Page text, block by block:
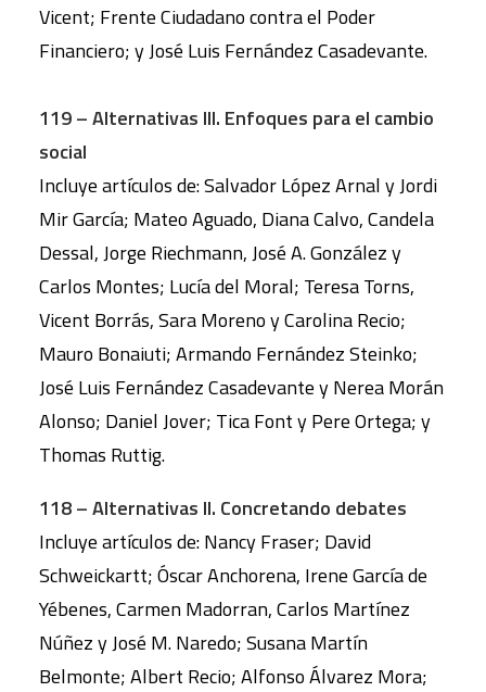
Vicent; Frente Ciudadano contra el Poder
Financiero; y José Luis Fernández Casadevante.
119 – Alternativas III. Enfoques para el cambio
social
Incluye artículos de: Salvador López Arnal y Jordi
Mir García; Mateo Aguado, Diana Calvo, Candela
Dessal, Jorge Riechmann, José A. González y
Carlos Montes; Lucía del Moral; Teresa Torns,
Vicent Borrás, Sara Moreno y Carolina Recio;
Mauro Bonaiuti; Armando Fernández Steinko;
José Luis Fernández Casadevante y Nerea Morán
Alonso; Daniel Jover; Tica Font y Pere Ortega; y
Thomas Ruttig.
118 – Alternativas II. Concretando debates
Incluye artículos de: Nancy Fraser; David
Schweickartt; Óscar Anchorena, Irene García de
Yébenes, Carmen Madorran, Carlos Martínez
Núñez y José M. Naredo; Susana Martín
Belmonte; Albert Recio; Alfonso Álvarez Mora;